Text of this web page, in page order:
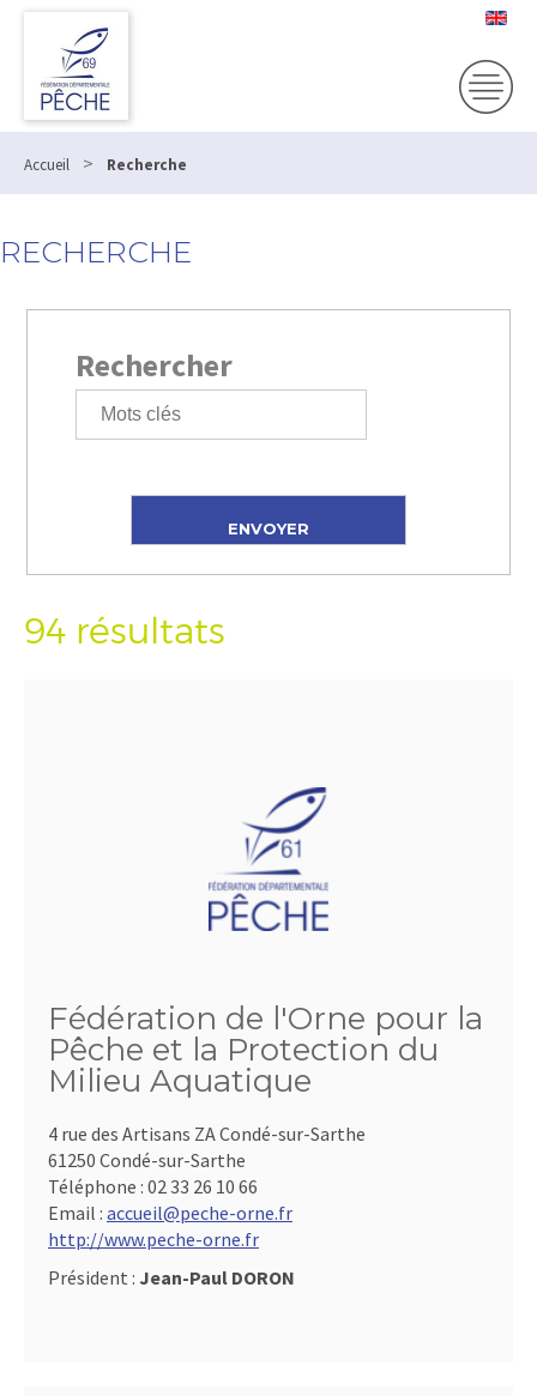
Accueil > Recherche
RECHERCHE
Rechercher
94 résultats
Fédération de l'Orne pour la
Pêche et la Protection du
Milieu Aquatique
4 rue des Artisans ZA Condé-sur-Sarthe
61250 Condé-sur-Sarthe
Téléphone : 02 33 26 10 66
Email : accueil@peche-orne.fr
http://www.peche-orne.fr
Président : Jean-Paul DORON